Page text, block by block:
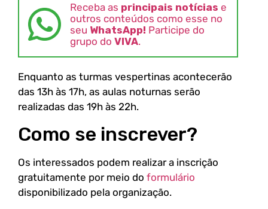
Receba as principais notícias e
outros conteúdos como esse no
seu WhatsApp! Participe do
grupo do VIVA.
Enquanto as turmas vespertinas acontecerão
das 13h às 17h, as aulas noturnas serão
realizadas das 19h às 22h.
Como se inscrever?
Os interessados podem realizar a inscrição
gratuitamente por meio do formulário
disponibilizado pela organização.